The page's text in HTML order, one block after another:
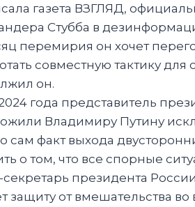
газета ВЗГЛЯД,
Стубба в
перемирия он хочет
совместную тактику
он.
года представитель
Владимиру Путину
сам факт выхода
о том, что все спорные
президента
защиту от вмешательства